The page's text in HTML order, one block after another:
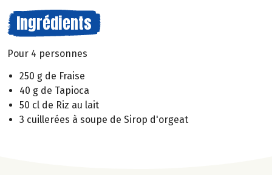
Ingrédients
Pour 4 personnes
250 g de Fraise
40 g de Tapioca
50 cl de Riz au lait
3 cuillerées à soupe de Sirop d'orgeat